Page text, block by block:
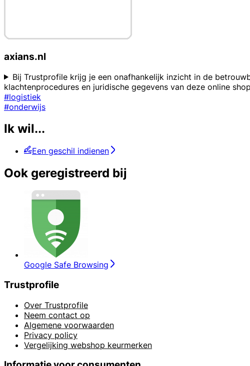
axians.nl
Bij Trustprofile krijg je een onafhankelijk inzicht in de
klachtenprocedures en juridische gegevens van deze online
#logistiek
#onderwijs
Ik wil...
Een geschil indienen
Ook geregistreerd bij
Google Safe Browsing
Trustprofile
Over Trustprofile
Neem contact op
Algemene voorwaarden
Privacy policy
Vergelijking webshop keurmerken